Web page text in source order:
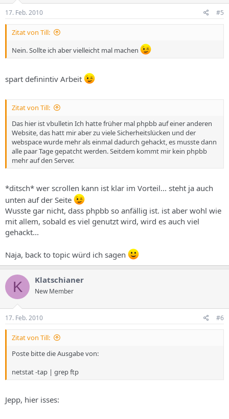
17. Feb. 2010 #5
Zitat von Till:
Nein. Sollte ich aber vielleicht mal machen
spart definintiv Arbeit
Zitat von Till:
Das hier ist vbulletin Ich hatte früher mal phpbb auf einer anderen
Website, das hatt mir aber zu viele Sicherheitslücken und der
webspace wurde mehr als einmal dadurch gehackt, es musste dann
alle paar Tage gepatcht werden. Seitdem kommt mir kein phpbb
mehr auf den Server.
*ditsch* wer scrollen kann ist klar im Vorteil... steht ja auch
unten auf der Seite
Wusste gar nicht, dass phpbb so anfällig ist. ist aber wohl wie
mit allem, sobald es viel genutzt wird, wird es auch viel
gehackt...
Naja, back to topic würd ich sagen
K Klatschianer
New Member
17. Feb. 2010 #6
Zitat von Till:
Poste bitte die Ausgabe von:
netstat -tap | grep ftp
Jepp, hier isses: